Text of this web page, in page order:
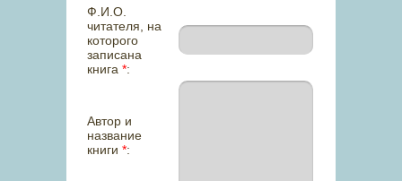
Ф.И.О.
читателя, на
которого
записана
книга *:
Автор и
название
книги *: